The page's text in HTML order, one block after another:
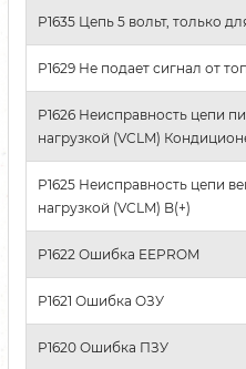
P1635 Цепь 5 вольт, только
P1629 Не подает сигнал от
P1626 Неисправность цепи
нагрузкой (VCLM)
P1625 Неисправность цепи
нагрузкой (VCLM) B(+)
P1622 Ошибка EEPROM
P1621 Ошибка OЗУ
P1620 Ошибка ПЗУ